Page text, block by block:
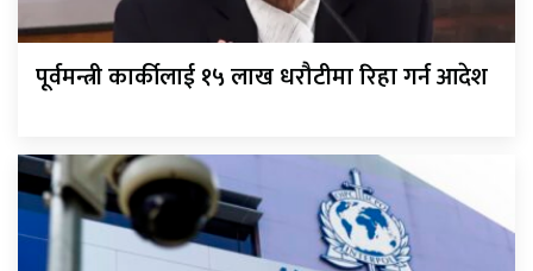
पूर्वमन्त्री कार्कीलाई १५ लाख धरौटीमा रिहा गर्न आदेश